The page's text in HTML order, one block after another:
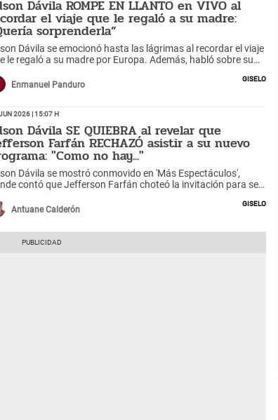
Dávila ROMPE EN LLANTO en VIVO al
el viaje que le regaló a su madre:
sorprenderla”
Dávila se emocionó hasta las lágrimas al recordar el viaje
le regaló a su madre por Europa. Además, habló sobre su
Enmanuel Panduro
Giselo
2026 | 15:07 h
Dávila SE QUIEBRA al revelar que
Farfán RECHAZÓ asistir a su nuevo
"Como no hay..."
Dávila se mostró conmovido en 'Más Espectáculos',
contó que Jefferson Farfán choteó la invitación para ser
el exfutbolista dejó en shock al asegurar que no irá a
pero 'Giselo' suelta una teoría.
Antuane Calderón
Giselo